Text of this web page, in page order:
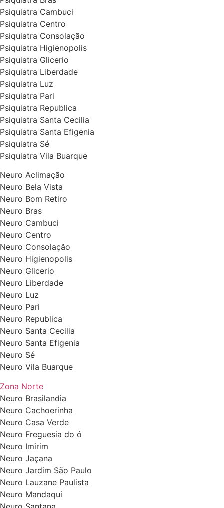
Psiquiatra Cambuci
Psiquiatra Centro
Psiquiatra Consolação
Psiquiatra Higienopolis
Psiquiatra Glicerio
Psiquiatra Liberdade
Psiquiatra Luz
Psiquiatra Pari
Psiquiatra Republica
Psiquiatra Santa Cecilia
Psiquiatra Santa Efigenia
Psiquiatra Sé
Psiquiatra Vila Buarque
Neuro Aclimação
Neuro Bela Vista
Neuro Bom Retiro
Neuro Bras
Neuro Cambuci
Neuro Centro
Neuro Consolação
Neuro Higienopolis
Neuro Glicerio
Neuro Liberdade
Neuro Luz
Neuro Pari
Neuro Republica
Neuro Santa Cecilia
Neuro Santa Efigenia
Neuro Sé
Neuro Vila Buarque
Zona Norte
Neuro Brasilandia
Neuro Cachoerinha
Neuro Casa Verde
Neuro Freguesia do ó
Neuro Imirim
Neuro Jaçana
Neuro Jardim São Paulo
Neuro Lauzane Paulista
Neuro Mandaqui
Neuro Santana